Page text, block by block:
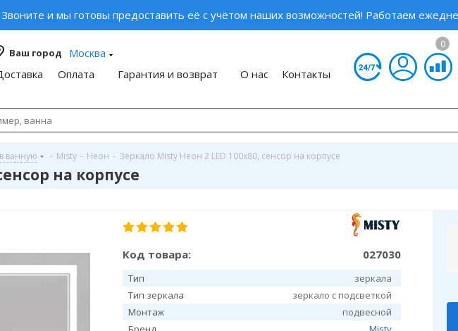
и мы готовы предоставить её с учётом наших возможностей! Работаем
Ваш город
Москва
Оплата Гарантия и возврат О нас Контакты
0
ванную - Misty - Неон - Зеркало Misty Неон 2 LED 100x80, сенсор на корпусе
на корпусе
Код товара: 027030
Тип
зеркала
Тип зеркала
зеркало с подсветкой
Монтаж
подвесной